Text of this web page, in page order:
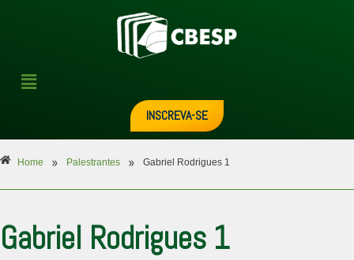
INSCREVA-SE
Home » Palestrantes » Gabriel Rodrigues 1
Gabriel Rodrigues 1